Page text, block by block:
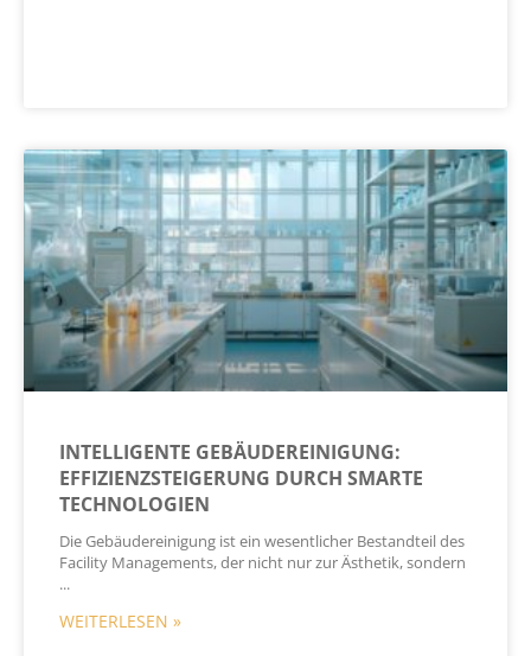
INTELLIGENTE GEBÄUDEREINIGUNG:
EFFIZIENZSTEIGERUNG DURCH SMARTE
TECHNOLOGIEN
Die Gebäudereinigung ist ein wesentlicher Bestandteil des
Facility Managements, der nicht nur zur Ästhetik, sondern
WEITERLESEN »